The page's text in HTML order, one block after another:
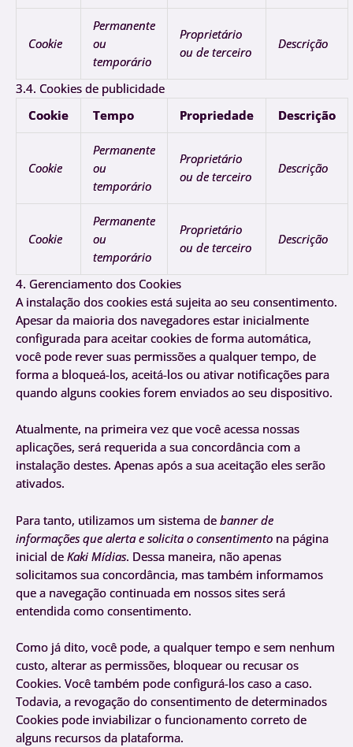
Cookie
Permanente
ou
temporário
Proprietário
ou de terceiro
Descrição
3.4. Cookies de publicidade
Cookie
Tempo Propriedade Descrição
Cookie
Permanente
ou
temporário
Proprietário
ou de terceiro
Descrição
Cookie
Permanente
ou
temporário
Proprietário
ou de terceiro
Descrição
4. Gerenciamento dos Cookies
A instalação dos cookies está sujeita ao seu consentimento.
Apesar da maioria dos navegadores estar inicialmente
configurada para aceitar cookies de forma automática,
você pode rever suas permissões a qualquer tempo, de
forma a bloqueá-los, aceitá-los ou ativar notificações para
quando alguns cookies forem enviados ao seu dispositivo.
Atualmente, na primeira vez que você acessa nossas
aplicações, será requerida a sua concordância com a
instalação destes. Apenas após a sua aceitação eles serão
ativados.
Para tanto, utilizamos um sistema de banner de
informações que alerta e solicita o consentimento na página
inicial de Kaki Mídias. Dessa maneira, não apenas
solicitamos sua concordância, mas também informamos
que a navegação continuada em nossos sites será
entendida como consentimento.
Como já dito, você pode, a qualquer tempo e sem nenhum
custo, alterar as permissões, bloquear ou recusar os
Cookies. Você também pode configurá-los caso a caso.
Todavia, a revogação do consentimento de determinados
Cookies pode inviabilizar o funcionamento correto de
alguns recursos da plataforma.